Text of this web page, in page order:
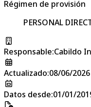
Régimen de provisión
PERSONAL
Responsable:Cabildo
Actualizado:08/06/2026
Datos desde:01/01/